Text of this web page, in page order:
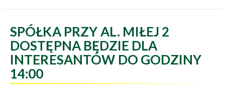
SPÓŁKA PRZY AL. MIŁEJ 2
DOSTĘPNA BĘDZIE DLA
INTERESANTÓW DO GODZINY
14:00